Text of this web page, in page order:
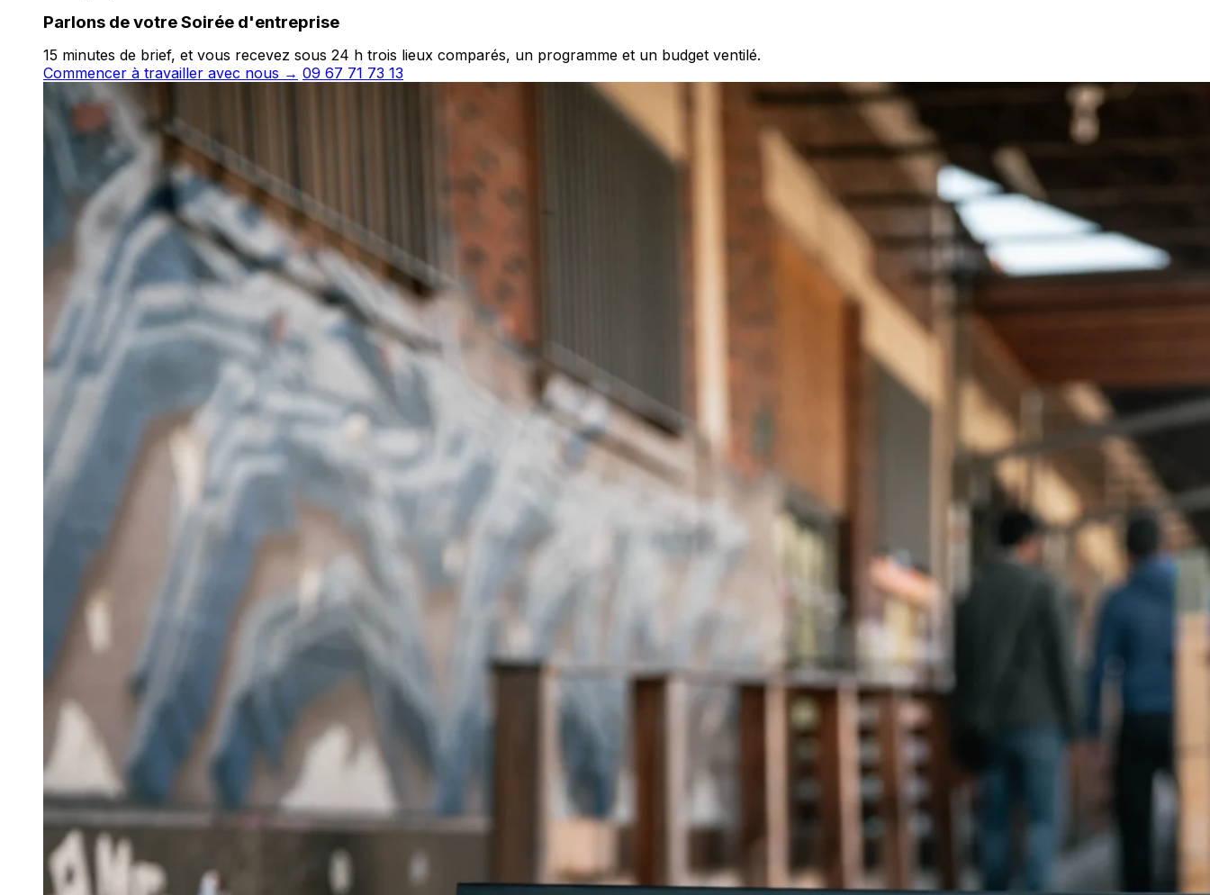
Parlons de votre Soirée d'entreprise
15 minutes de brief, et vous recevez sous 24 h trois lieux comparés, un programme et un budget ventilé.
Commencer à travailler avec nous → 09 67 71 73 13